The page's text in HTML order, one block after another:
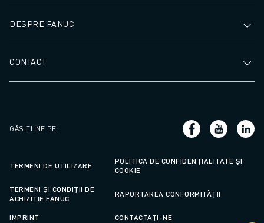
DESPRE FANUC
CONTACT
GĂSIȚI-NE PE:
TERMENI DE UTILIZARE
POLITICA DE CONFIDENȚIALITATE ȘI
COOKIE
TERMENI ȘI CONDIȚII DE
ACHIZIȚIE FANUC
RAPORTAREA CONFORMITĂȚII
IMPRINT CONTACTAȚI-NE